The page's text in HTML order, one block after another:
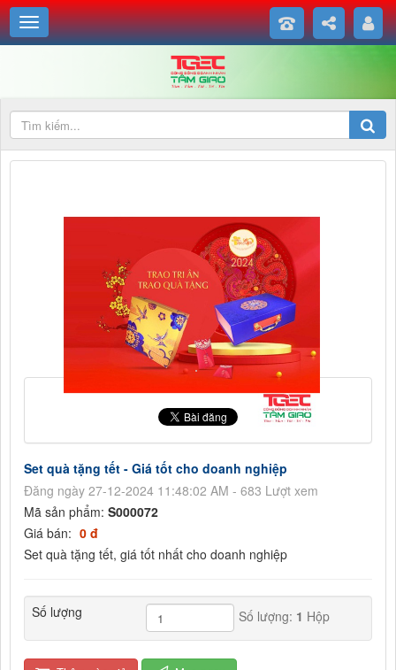
Set quà tặng tết - Giá tốt cho doanh nghiệp
Đăng ngày 27-12-2024 11:48:02 AM - 683 Lượt xem
Mã sản phẩm: S000072
Giá bán: 0 đ
Set quà tặng tết, giá tốt nhất cho doanh nghiệp
Số lượng Số lượng: 1 Hộp